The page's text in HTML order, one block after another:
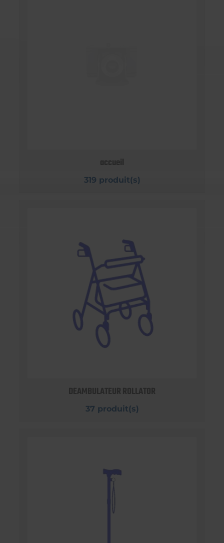
accueil
319 produit(s)
DEAMBULATEUR ROLLATOR
37 produit(s)